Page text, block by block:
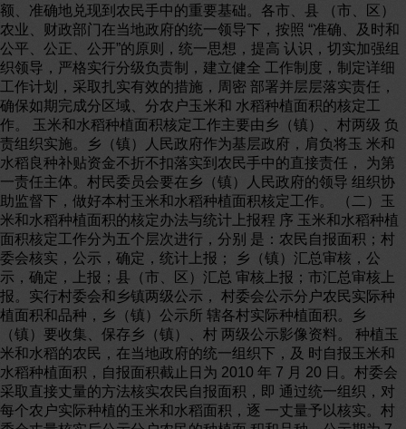
额、准确地兑现到农民手中的重要基础。各市、县 （市、区）
农业、财政部门在当地政府的统一领导下，按照 “准确、及时和
公平、公正、公开”的原则，统一思想，提高 认识，切实加强组
织领导，严格实行分级负责制，建立健全 工作制度，制定详细
工作计划，采取扎实有效的措施，周密 部署并层层落实责任，
确保如期完成分区域、分农户玉米和 水稻种植面积的核定工
作。 玉米和水稻种植面积核定工作主要由乡（镇）、村两级 负
责组织实施。乡（镇）人民政府作为基层政府，肩负将玉 米和
水稻良种补贴资金不折不扣落实到农民手中的直接责任， 为第
一责任主体。村民委员会要在乡（镇）人民政府的领导 组织协
助监督下，做好本村玉米和水稻种植面积核定工作。 （二）玉
米和水稻种植面积的核定办法与统计上报程 序 玉米和水稻种植
面积核定工作分为五个层次进行，分别 是：农民自报面积；村
委会核实，公示，确定，统计上报； 乡（镇）汇总审核，公
示，确定，上报；县（市、区）汇总 审核上报；市汇总审核上
报。实行村委会和乡镇两级公示， 村委会公示分户农民实际种
植面积和品种，乡（镇）公示所 辖各村实际种植面积。乡
（镇）要收集、保存乡（镇）、村 两级公示影像资料。 种植玉
米和水稻的农民，在当地政府的统一组织下，及 时自报玉米和
水稻种植面积，自报面积截止日为 2010 年 7 月 20 日。村委会
采取直接丈量的方法核实农民自报面积，即 通过统一组织，对
每个农户实际种植的玉米和水稻面积，逐 一丈量予以核实。村